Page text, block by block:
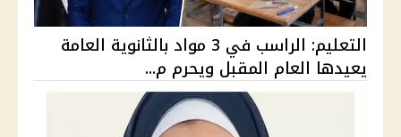
التعليم: الراسب في 3 مواد بالثانوية العامة
يعيدها العام المقبل ويحرم م...